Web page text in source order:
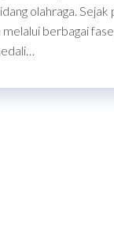
olahraga.
berbagai